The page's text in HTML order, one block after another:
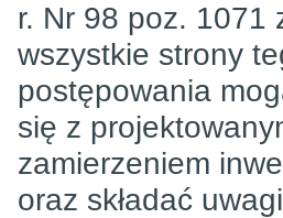
r. Nr 98 poz. 1071
wszystkie strony
postępowania
się z
zamierzeniem
oraz składać